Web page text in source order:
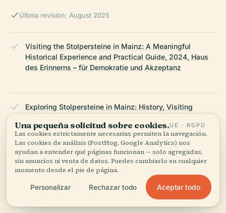
Última revisión: August 2025
Visiting the Stolpersteine in Mainz: A Meaningful
Historical Experience and Practical Guide, 2024, Haus
des Erinnerns – für Demokratie und Akzeptanz
Exploring Stolpersteine in Mainz: History, Visiting
Publications
Visiting the Albert Mayer Stolperstein in Mainz: History,
Location & Visitor Information, 2023, Stolpersteine
Mainz
Una pequeña solicitud sobre cookies.UE · RGPD
Las cookies estrictamente necesarias permiten la navegación.
Las cookies de análisis (PostHog, Google Analytics) nos
ayudan a entender qué páginas funcionan — solo agregadas,
sin anuncios ni venta de datos. Puedes cambiarlo en cualquier
momento desde el pie de página.
Personalizar Rechazar todo Aceptar todo